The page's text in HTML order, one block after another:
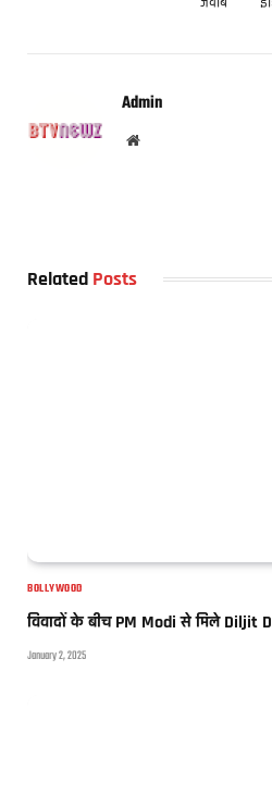
Admin
Website
Related Posts
BOLLYWOOD
विवादों के बीच PM Modi से मिले Diljit
January 2, 2025